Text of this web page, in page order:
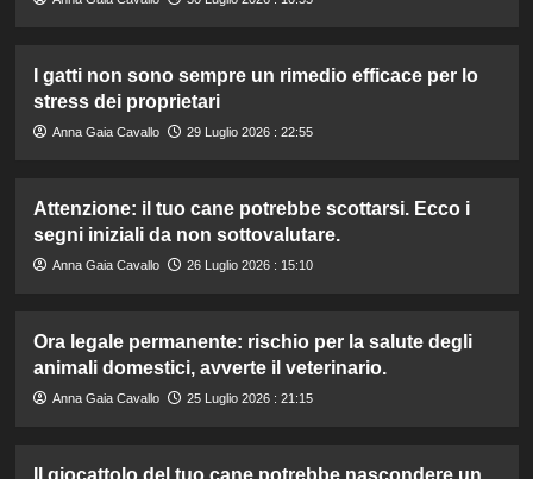
I gatti non sono sempre un rimedio efficace per lo
stress dei proprietari
Anna Gaia Cavallo 29 Luglio 2026 : 22:55
Attenzione: il tuo cane potrebbe scottarsi. Ecco i
segni iniziali da non sottovalutare.
Anna Gaia Cavallo 26 Luglio 2026 : 15:10
Ora legale permanente: rischio per la salute degli
animali domestici, avverte il veterinario.
Anna Gaia Cavallo 25 Luglio 2026 : 21:15